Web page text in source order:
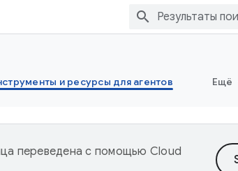
и ресурсы для агентов Ещё
переведена с помощью Cloud